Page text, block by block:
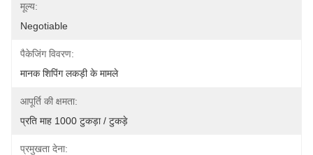
मूल्य:
Negotiable
पैकेजिंग विवरण:
मानक शिपिंग लकड़ी के मामले
आपूर्ति की क्षमता:
प्रति माह 1000 टुकड़ा / टुकड़े
प्रमुखता देना: